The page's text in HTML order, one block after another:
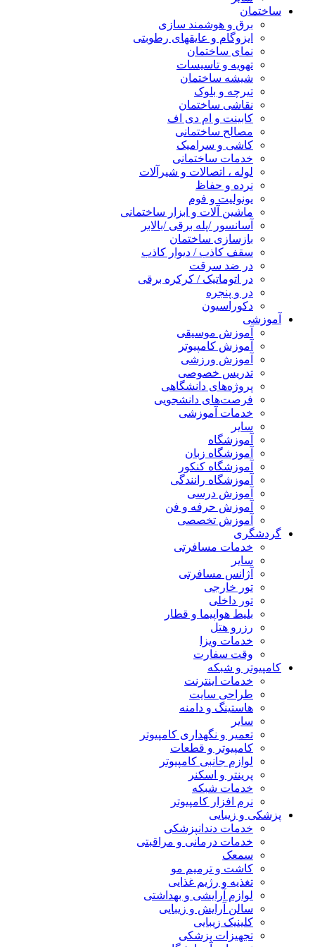
ساختمان
برق و هوشمند سازی
ایزوگام و عایقهای رطوبتی
نمای ساختمان
تهویه و تاسیسات
شیشه ساختمان
تیرچه و بلوک
نقاشی ساختمان
کابینت و ام دی اف
مصالح ساختمانی
کاشی و سرامیک
خدمات ساختمانی
لوله ، اتصالات و شیرآلات
نرده و حفاظ
یونولیت و فوم
ماشین آلات و ابزار ساختمانی
آسانسور /پله برقی /بالابر
بازسازی ساختمان
سقف کاذب / دیوار کاذب
در ضد سرقت
در اتوماتیک / کرکره برقی
در و پنجره
دکوراسیون
آموزشی
آموزش موسیقی
آموزش کامپیوتر
آموزش ورزشی
تدریس خصوصی
پروژه‌های دانشگاهی
فرصت‌های دانشجویی
خدمات آموزشی
سایر
آموزشگاه
آموزشگاه زبان
آموزشگاه کنکور
آموزشگاه رانندگی
آموزش درسی
آموزش حرفه و فن
آموزش تخصصی
گردشگری
خدمات مسافرتی
سایر
آژانس مسافرتی
تور خارجی
تور داخلی
بلیط هواپیما و قطار
رزرو هتل
خدمات ویزا
وقت سفارت
کامپیوتر و شبکه
خدمات اینترنت
طراحی سایت
هاستینگ و دامنه
سایر
تعمیر و نگهداری کامپیوتر
کامپیوتر و قطعات
لوازم جانبی کامپیوتر
پرینتر و اسکنر
خدمات شبکه
نرم افزار کامپیوتر
پزشکی و زیبایی
خدمات دندانپزشکی
خدمات درمانی و مراقبتی
سمعک
کاشت و ترمیم مو
تغذیه و رژیم غذایی
لوازم آرایشی و بهداشتی
سالن آرایش و زیبایی
کلینیک زیبایی
تجهیزات پزشکی